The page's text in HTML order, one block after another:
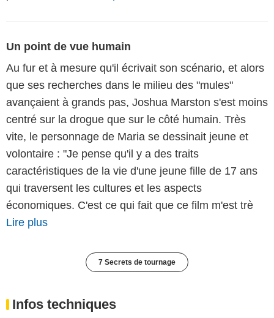
Un point de vue humain
Au fur et à mesure qu'il écrivait son scénario, et alors
que ses recherches dans le milieu des "mules"
avançaient à grands pas, Joshua Marston s'est moins
centré sur la drogue que sur le côté humain. Très
vite, le personnage de Maria se dessinait jeune et
volontaire : "Je pense qu'il y a des traits
caractéristiques de la vie d'une jeune fille de 17 ans
qui traversent les cultures et les aspects
économiques. C'est ce qui fait que ce film m'est trè
Lire plus
7 Secrets de tournage
Infos techniques